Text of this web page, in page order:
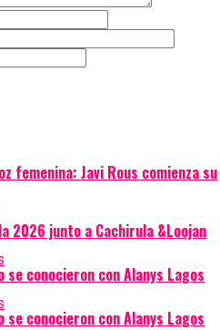
femenina: Javi Rous comienza su
2026 junto a Cachirula &Loojan
se conocieron con Alanys Lagos
se conocieron con Alanys Lagos